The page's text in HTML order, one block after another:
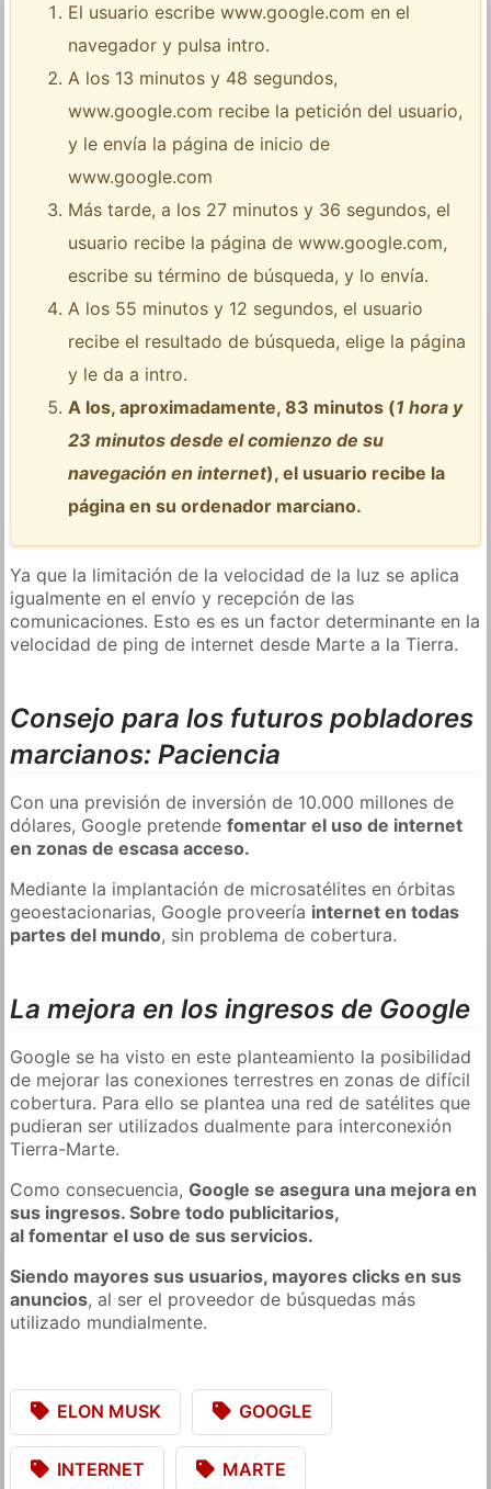
El usuario escribe www.google.com en el
navegador y pulsa intro.
A los 13 minutos y 48 segundos,
www.google.com recibe la petición del usuario,
y le envía la página de inicio de
www.google.com
Más tarde, a los 27 minutos y 36 segundos, el
usuario recibe la página de www.google.com,
escribe su término de búsqueda, y lo envía.
A los 55 minutos y 12 segundos, el usuario
recibe el resultado de búsqueda, elige la página
y le da a intro.
A los, aproximadamente, 83 minutos (1 hora y
23 minutos desde el comienzo de su
navegación en internet), el usuario recibe la
página en su ordenador marciano.
Ya que la limitación de la velocidad de la luz se aplica
igualmente en el envío y recepción de las
comunicaciones. Esto es es un factor determinante en la
velocidad de ping de internet desde Marte a la Tierra.
Consejo para los futuros pobladores
marcianos: Paciencia
Con una previsión de inversión de 10.000 millones de
dólares, Google pretendefomentar el uso de internet
en zonas de escasa acceso.
Mediante la implantación de microsatélites en órbitas
geoestacionarias, Google proveería internet en todas
partes del mundo, sin problema de cobertura.
La mejora en los ingresos de Google
Google se ha visto en este planteamiento la posibilidad
de mejorar las conexiones terrestres en zonas de difícil
cobertura. Para ello se plantea una red de satélites que
pudieran ser utilizados dualmente para interconexión
Tierra-Marte.
Como consecuencia,Google se asegura una mejora en
sus ingresos. Sobre todo publicitarios,
al fomentar el uso de sus servicios.
Siendo mayores sus usuarios, mayores clicks en sus
anuncios, al ser el proveedor de búsquedas más
utilizado mundialmente.
ELON MUSK GOOGLE
INTERNET MARTE